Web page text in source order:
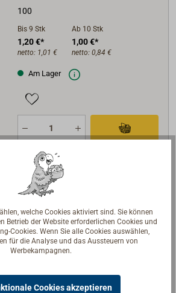
100
Bis 9 Stk
1,20 €*
netto: 1,01 €
Ab 10 Stk
1,00 €*
netto: 0,84 €
Am Lager
1595-060
105
Bis 9Stk
3,40 €*
Ab 10Stk
Am Lager
welche Cookies aktiviert sind. Sie können
Betrieb der Website erforderlichen Cookies und
Cookies. Wenn Sie alle Cookies auswählen,
für die Analyse und das Aussteuern von
Werbekampagnen.
Cookies akzeptieren